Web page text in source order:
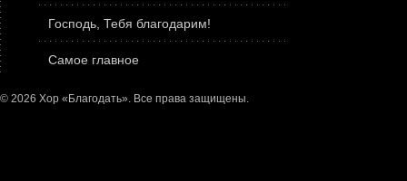
Господь, Тебя благодарим!
Самое главное
© 2026 Хор «Благодать». Все права защищены.